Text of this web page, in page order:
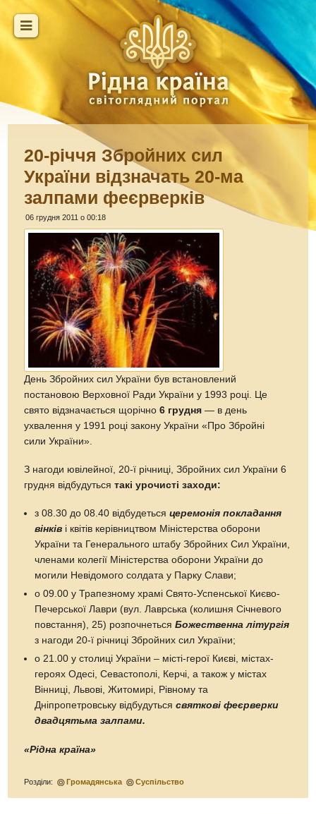
20-річчя Збройних сил
України відзначать 20-ма
залпами феєрверків
06 грудня 2011 о 00:18
День Збройних сил України був встановлений
постановою Верховної Ради України у 1993 році. Це
свято відзначається щорічно6 грудня — в день
ухвалення у 1991 році закону України «Про Збройні
сили України».
З нагоди ювілейної, 20-ї річниці, Збройних сил України 6
грудня відбудутьсятакі урочисті заходи:
з 08.30 до 08.40 відбудетьсяцеремонія покладання
вінків і квітів керівництвом Міністерства оборони
України та Генерального штабу Збройних Сил України,
членами колегії Міністерства оборони України до
могили Невідомого солдата у Парку Слави;
о 09.00 у Трапезному храмі Свято-Успенської Києво-
Печерської Лаври (вул. Лаврська (колишня Січневого
повстання), 25) розпочнетьсяБожественна літургія
з нагоди 20-ї річниці Збройних сил України;
о 21.00 у столиці України – місті-герої Києві, містах-
героях Одесі, Севастополі, Керчі, а також у містах
Вінниці, Львові, Житомирі, Рівному та
Дніпропетровську відбудуться святкові феєрверки
двадцятьма залпами.
«Рідна країна»
Розділи: Громадянська Суспільство